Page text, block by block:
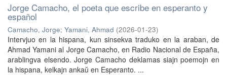
Jorge Camacho, el poeta que escribe en esperanto y
español
Camacho, Jorge; Yamani, Ahmad (2026-01-23)
Intervjuo en la hispana, kun sinsekva traduko en la araban, de
Ahmad Yamani al Jorge Camacho, en Radio Nacional de España,
arablingva elsendo. Jorge Camacho deklamas siajn poemojn en
la hispana, kelkajn ankaŭ en Esperanto. ...